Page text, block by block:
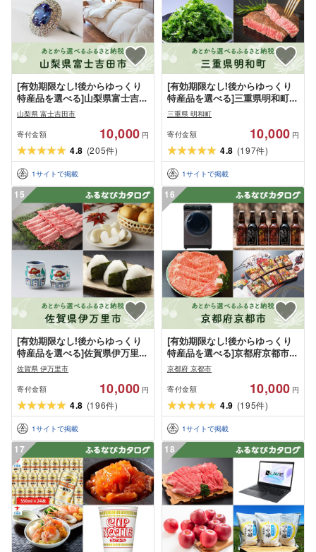
[有効期限なし!後からゆっくり
特産品を選べる]山梨県富士吉田
市カタログポイント
山梨県 富士吉田市
寄付金額 10,000 円
4.8 (205件)
1サイトで掲載
[有効期限なし!後からゆっくり
特産品を選べる]三重県明和町カ
タログポイント
三重県 明和町
寄付金額 10,000 円
4.8 (197件)
1サイトで掲載
15
[有効期限なし!後からゆっくり
特産品を選べる]佐賀県伊万里市
カタログポイント
佐賀県 伊万里市
寄付金額 10,000 円
4.8 (196件)
1サイトで掲載
16
[有効期限なし!後からゆっくり
特産品を選べる]京都府京都市カ
タログポイント
京都府 京都市
寄付金額 10,000 円
4.9 (195件)
1サイトで掲載
17 18